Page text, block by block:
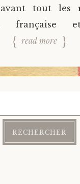
avant tout les
française
read more